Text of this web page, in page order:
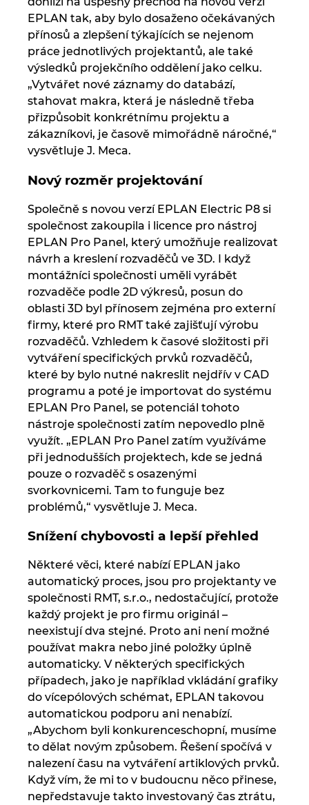
EPLAN tak, aby bylo dosaženo očekávaných
přínosů a zlepšení týkajících se nejenom
práce jednotlivých projektantů, ale také
výsledků projekčního oddělení jako celku.
„Vytvářet nové záznamy do databází,
stahovat makra, která je následně třeba
přizpůsobit konkrétnímu projektu a
zákazníkovi, je časově mimořádně náročné,“
vysvětluje J. Meca.
Nový rozměr projektování
Společně s novou verzí EPLAN Electric P8 si
společnost zakoupila i licence pro nástroj
EPLAN Pro Panel, který umožňuje realizovat
návrh a kreslení rozvaděčů ve 3D. I když
montážníci společnosti uměli vyrábět
rozvaděče podle 2D výkresů, posun do
oblasti 3D byl přínosem zejména pro externí
firmy, které pro RMT také zajišťují výrobu
rozvaděčů. Vzhledem k časové složitosti při
vytváření specifických prvků rozvaděčů,
které by bylo nutné nakreslit nejdřív v CAD
programu a poté je importovat do systému
EPLAN Pro Panel, se potenciál tohoto
nástroje společnosti zatím nepovedlo plně
využít. „EPLAN Pro Panel zatím využíváme
při jednodušších projektech, kde se jedná
pouze o rozvaděč s osazenými
svorkovnicemi. Tam to funguje bez
problémů,“ vysvětluje J. Meca.
Snížení chybovosti a lepší přehled
Některé věci, které nabízí EPLAN jako
automatický proces, jsou pro projektanty ve
společnosti RMT, s.r.o., nedostačující, protože
každý projekt je pro firmu originál –
neexistují dva stejné. Proto ani není možné
používat makra nebo jiné položky úplně
automaticky. V některých specifických
případech, jako je například vkládání grafiky
do vícepólových schémat, EPLAN takovou
automatickou podporu ani nenabízí.
„Abychom byli konkurenceschopní, musíme
to dělat novým způsobem. Řešení spočívá v
nalezení času na vytváření artiklových prvků.
Když vím, že mi to v budoucnu něco přinese,
nepředstavuje takto investovaný čas ztrátu,